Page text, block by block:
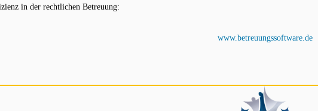
in der rechtlichen Betreuung:
www.betreuungssoftware.de